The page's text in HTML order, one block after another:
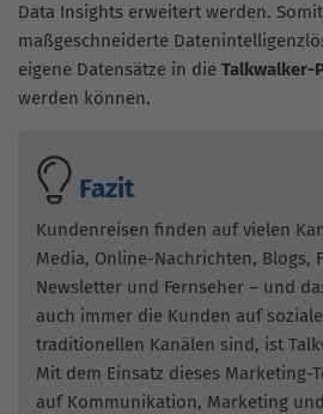
Data Insights erweitert werden.
maßgeschneiderte
eigene Datensätze in die Talkwalker-
werden können.
Fazit
Kundenreisen finden auf vielen
Media, Online-Nachrichten, Blogs,
Newsletter und Fernseher – und
auch immer die Kunden auf
traditionellen Kanälen sind, ist
Mit dem Einsatz dieses Marketing-
auf Kommunikation, Marketing